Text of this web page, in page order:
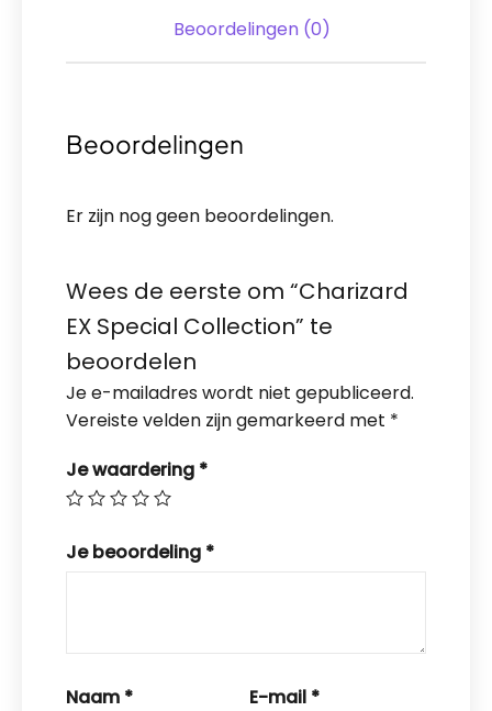
Beoordelingen (0)
Beoordelingen
Er zijn nog geen beoordelingen.
Wees de eerste om “Charizard
EX Special Collection” te
beoordelen
Je e-mailadres wordt niet gepubliceerd.
Vereiste velden zijn gemarkeerd met *
Je waardering *
Je beoordeling *
Naam * E-mail *